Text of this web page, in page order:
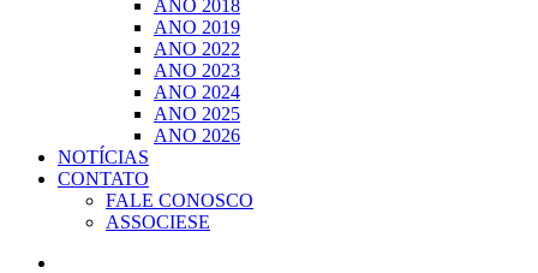
ANO 2018
ANO 2019
ANO 2022
ANO 2023
ANO 2024
ANO 2025
ANO 2026
NOTÍCIAS
CONTATO
FALE CONOSCO
ASSOCIESE